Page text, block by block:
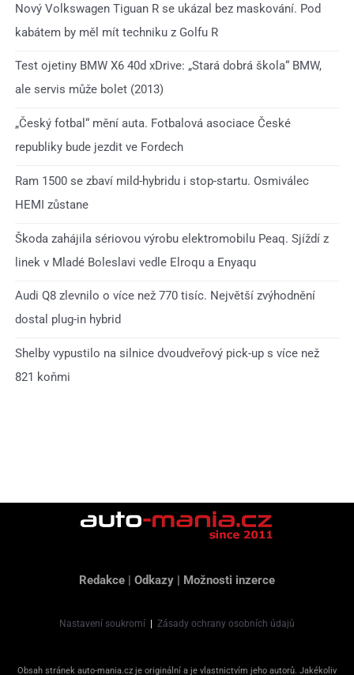
Nový Volkswagen Tiguan R se ukázal bez maskování. Pod
kabátem by měl mít techniku z Golfu R
Test ojetiny BMW X6 40d xDrive: „Stará dobrá škola“ BMW,
ale servis může bolet (2013)
„Český fotbal“ mění auta. Fotbalová asociace České
republiky bude jezdit ve Fordech
Ram 1500 se zbaví mild-hybridu i stop-startu. Osmiválec
HEMI zůstane
Škoda zahájila sériovou výrobu elektromobilu Peaq. Sjíždí z
linek v Mladé Boleslavi vedle Elroqu a Enyaqu
Audi Q8 zlevnilo o více než 770 tisíc. Největší zvýhodnění
dostal plug-in hybrid
Shelby vypustilo na silnice dvoudveřový pick-up s více než
821 koňmi
Redakce | Odkazy | Možnosti inzerce
Nastavení soukromí Zásady ochrany osobních údajů
Obsah stránek auto-mania.cz je originální a je vlastnictvím jeho autorů. Jakékoliv